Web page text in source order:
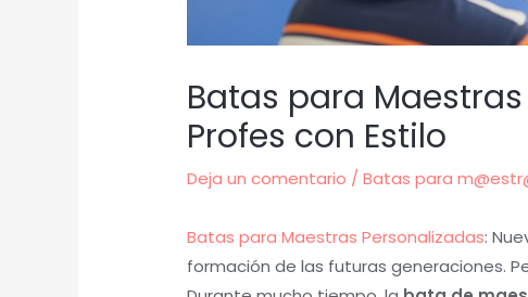
Batas para
Profes con Estilo
Deja un comentario /Batas para
Batas para Maestras Personalizadas:
formación de las futuras generaciones.